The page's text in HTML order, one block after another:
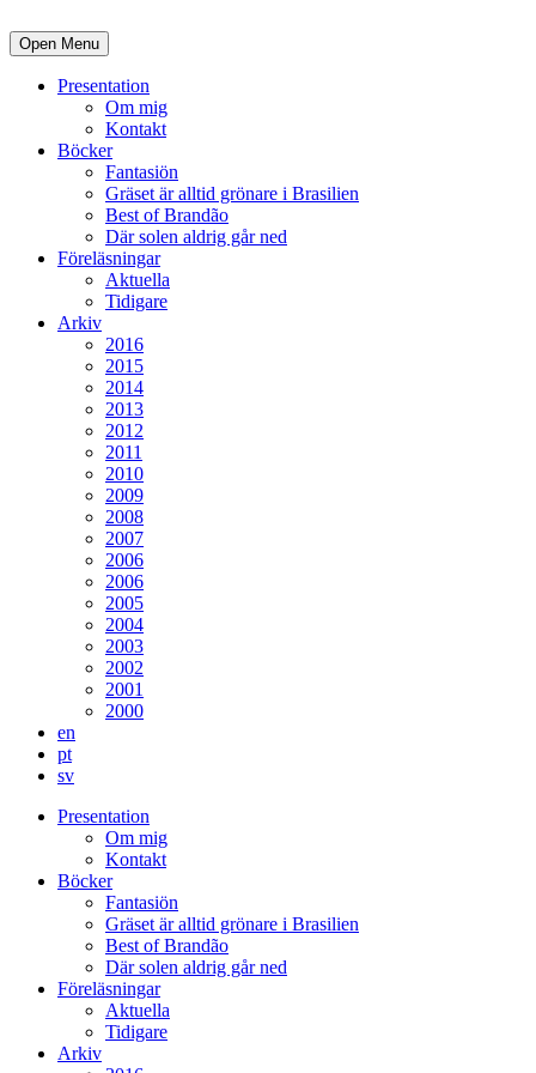
Open Menu
Presentation
Om mig
Kontakt
Böcker
Fantasiön
Gräset är alltid grönare i Brasilien
Best of Brandão
Där solen aldrig går ned
Föreläsningar
Aktuella
Tidigare
Arkiv
2016
2015
2014
2013
2012
2011
2010
2009
2008
2007
2006
2006
2005
2004
2003
2002
2001
2000
en
pt
sv
Presentation
Om mig
Kontakt
Böcker
Fantasiön
Gräset är alltid grönare i Brasilien
Best of Brandão
Där solen aldrig går ned
Föreläsningar
Aktuella
Tidigare
Arkiv